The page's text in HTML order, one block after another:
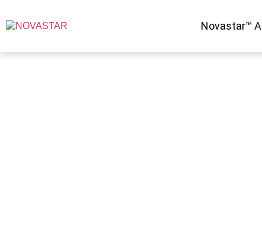
Novastar™